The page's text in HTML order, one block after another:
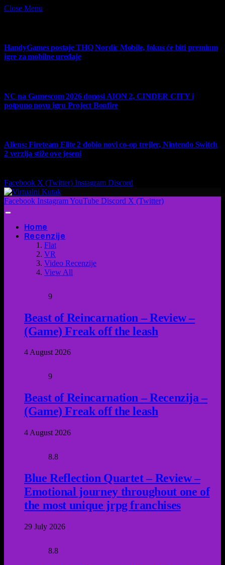
Close Menu
HandyGames postaje THQ Nordic Mobile, fokus će biti premium
igre za mobilne uređaje
NC na Gamescom 2026 donosi AION 2, CINDER CITY i
potpuno novu igru Project Bonfire
Aliens: Fireteam Elite 2 dobio novi co-op trejler, Nintendo Switch
2 verzija stiže ove jeseni
Facebook X (Twitter) Instagram Discord
Facebook InstagramYouTube Discord X (Twitter)
Home
Recenzije
Flat
VR
Video Recenzije
View All
9
Beast of Reincarnation – Review –
(Game) Freak off the leash
4 August 2026
9
Beast of Reincarnation – Recenzija –
(Game) Freak off the leash
4 August 2026
8.8
Blue Reflection Quartet – Review –
Emotional journey throughout one of
the most unique jrpg franchises
29 July 2026
8.8